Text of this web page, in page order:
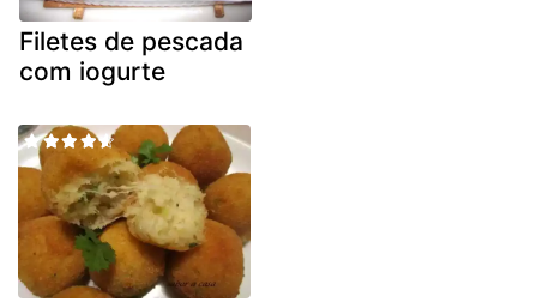
Filetes de pescada
com iogurte